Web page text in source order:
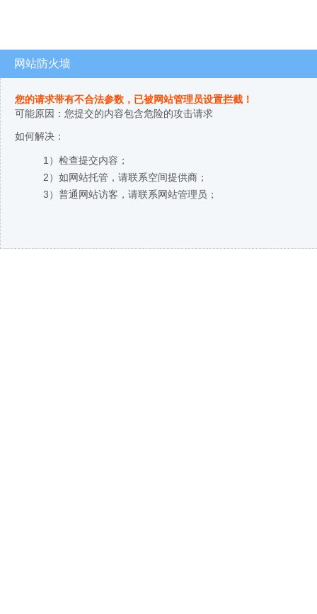
网站防火墙
您的请求带有不合法参数，已被网站管理员设置拦截！
可能原因：您提交的内容包含危险的攻击请求
如何解决：
1）检查提交内容；
2）如网站托管，请联系空间提供商；
3）普通网站访客，请联系网站管理员；